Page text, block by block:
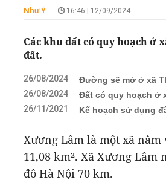
Như Ý 16:46 | 12/09/2024
Các khu đất có quy hoạch ở
đất.
26/08/2024
Đường sẽ mở ở xã
26/08/2024
Đất có quy hoạch ở
26/11/2021
Kế hoạch sử dụng
Xương Lâm là một xã
11,08 km². Xã Xương Lâm
đô Hà Nội 70 km.